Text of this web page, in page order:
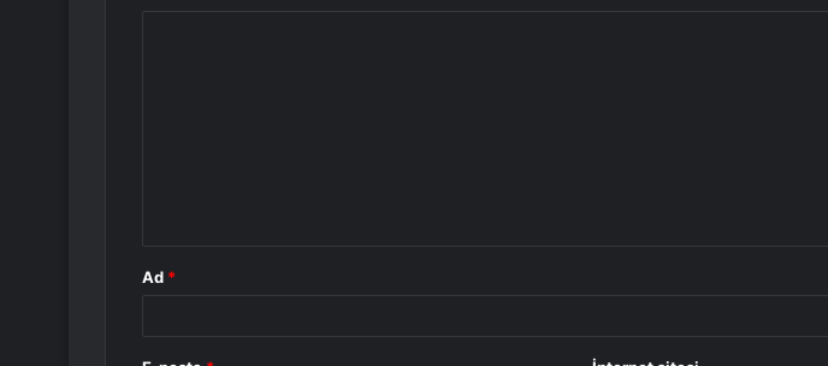
Ad *